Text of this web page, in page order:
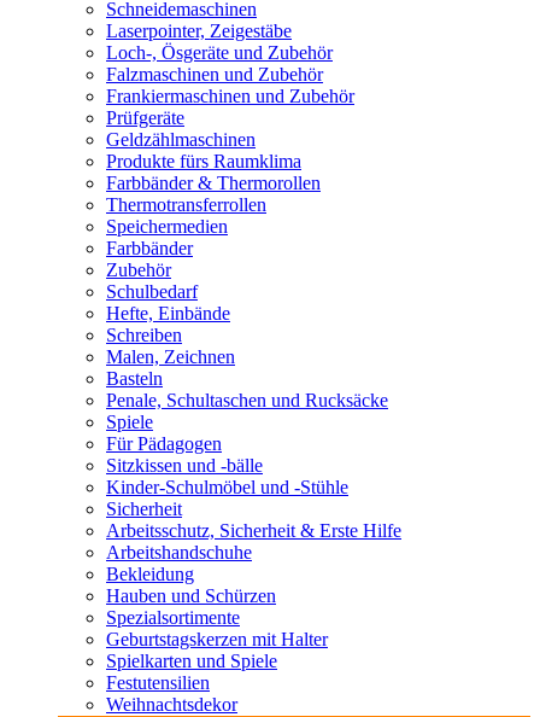
Schneidemaschinen
Laserpointer, Zeigestäbe
Loch-, Ösgeräte und Zubehör
Falzmaschinen und Zubehör
Frankiermaschinen und Zubehör
Prüfgeräte
Geldzählmaschinen
Produkte fürs Raumklima
Farbbänder & Thermorollen
Thermotransferrollen
Speichermedien
Farbbänder
Zubehör
Schulbedarf
Hefte, Einbände
Schreiben
Malen, Zeichnen
Basteln
Penale, Schultaschen und Rucksäcke
Spiele
Für Pädagogen
Sitzkissen und -bälle
Kinder-Schulmöbel und -Stühle
Sicherheit
Arbeitsschutz, Sicherheit & Erste Hilfe
Arbeitshandschuhe
Bekleidung
Hauben und Schürzen
Spezialsortimente
Geburtstagskerzen mit Halter
Spielkarten und Spiele
Festutensilien
Weihnachtsdekor